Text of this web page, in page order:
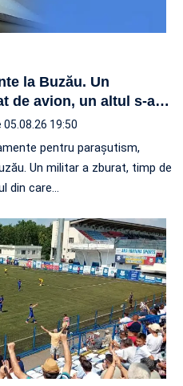
la Buzău. Un
de avion, un altul s-a…
19:50
pentru parașutism,
Un militar a zburat, timp de
din care…